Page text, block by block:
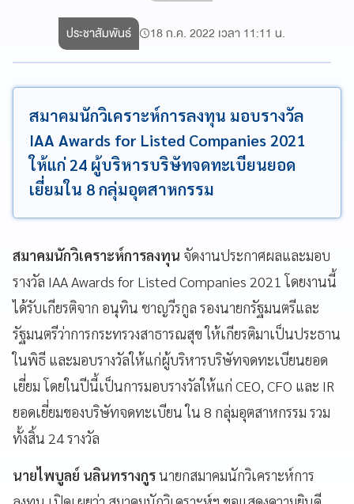
ประชาสัมพันธ์ 18 ก.ค. 2022 เวลา 11:11 น.
สมาคมนักวิเคราะห์การลงทุน มอบรางวัล
IAA Awards for Listed Companies 2021
ให้แก่ 24 ผู้บริหารบริษัทจดทะเบียนยอด
เยี่ยมใน 8 กลุ่มอุตสาหกรรม
สมาคมนักวิเคราะห์การลงทุน จัดงานประกาศผลและมอบ
รางวัล IAA Awards for Listed Companies 2021 โดยงานนี้
ได้รับเกียรติจาก อนุทิน ชาญวีรกูล รองนายกรัฐมนตรีและ
รัฐมนตรีว่าการกระทรวงสาธารณสุข ให้เกียรติมาเป็นประธาน
ในพิธี และมอบรางวัลให้แก่ผู้บริหารบริษัทจดทะเบียนยอด
เยี่ยม โดยในปีนี้เป็นการมอบรางวัลให้แก่ CEO, CFO และ IR
ยอดเยี่ยมของบริษัทจดทะเบียน ใน 8 กลุ่มอุตสาหกรรม รวม
ทั้งสิ้น 24 รางวัล
นายไพบูลย์ นลินทรางกูรนายกสมาคมนักวิเคราะห์การ